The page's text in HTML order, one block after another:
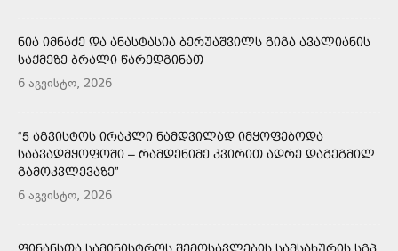
ᲜᲘᲐ ᲘᲛᲜᲐᲫᲔ ᲓᲐ ᲐᲜᲐᲡᲢᲐᲡᲘᲐ ᲑᲔᲠᲣᲐᲨᲕᲘᲚᲡ ᲒᲘᲒᲐ ᲐᲕᲐᲚᲘᲐᲜᲘᲡ
ᲡᲐᲥᲛᲔᲖᲔ ᲑᲠᲐᲚᲘ ᲬᲐᲠᲔᲓᲒᲘᲜᲐᲗ
6 აგვისტო, 2026
“5 ᲐᲒᲕᲘᲡᲢᲝᲡ ᲘᲠᲐᲙᲚᲘ ᲜᲐᲛᲓᲕᲘᲚᲐᲓ ᲘᲛᲧᲝᲤᲔᲑᲝᲓᲐ
ᲡᲐᲐᲕᲐᲓᲛᲧᲝᲤᲝᲨᲘ – ᲠᲐᲛᲓᲔᲜᲘᲛᲔ ᲙᲕᲘᲠᲘᲗ ᲐᲓᲠᲔ ᲓᲐᲒᲔᲒᲛᲘᲚ
ᲒᲐᲛᲝᲙᲕᲚᲔᲕᲐᲖᲔ”
6 აგვისტო, 2026